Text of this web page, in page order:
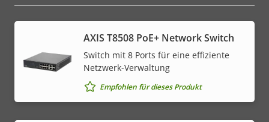
AXIS T8508 PoE+ Network Switch
Switch mit 8 Ports für eine effiziente
Netzwerk-Verwaltung
Empfohlen für dieses Produkt